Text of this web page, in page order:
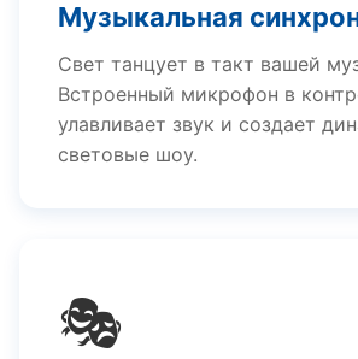
Музыкальная
Свет танцует в такт вашей
Встроенный микрофон в
улавливает звук и создает
световые шоу.
🎭